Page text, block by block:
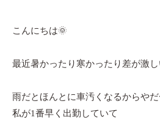
こんにちは🌞
最近暑かったり寒かったり差が激
雨だとほんとに車汚くなるからやだ
私が1番早く出勤していて